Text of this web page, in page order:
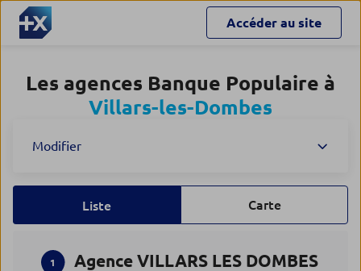
Accéder au site
Les agences Banque Populaire à
Villars-les-Dombes
Modifier
Liste Carte
1 Agence VILLARS LES DOMBES